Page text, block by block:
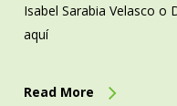
Isabel Sarabia Velasco o
aquí
Read More